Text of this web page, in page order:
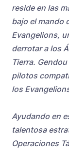
reside en las
bajo el mando
Evangelions,
derrotar a los
Tierra.
pilotos
los
Ayudando en
talentosa
Operaciones